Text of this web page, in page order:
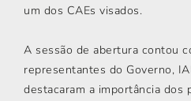
um dos CAEs visados.
A sessão de abertura contou
representantes do Governo,
destacaram a importância dos